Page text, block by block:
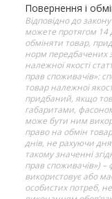
Повернення і
Відповідно до
можете протягом 14
обміняти товар,
норм передбачених
належної якості
прав споживачів»:
товар належної
придбаний, якщо
габаритами,
може бути ним
право на обмін
днів, не рахуючи
такому значенні
прав споживачів») –
використовує або
особистих потреб,